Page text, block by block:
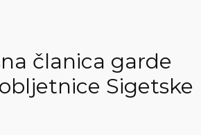
članica garde
Sigetske